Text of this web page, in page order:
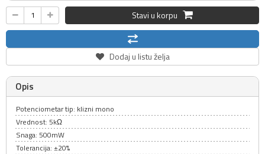
Stavi u korpu
Dodaj u listu želja
Opis
Potenciometar tip: klizni mono
Vrednost: 5kΩ
Snaga: 500mW
Tolerancija: ±20%